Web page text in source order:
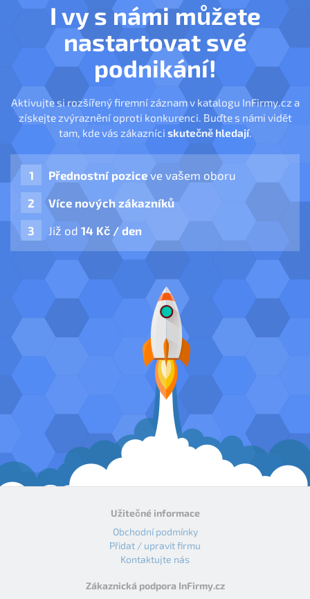
I vy s námi můžete
nastartovat své
podnikání!
Aktivujte si rozšířený firemní záznam v katalogu InFirmy.cz a
získejte zvýraznění oproti konkurenci. Buďte s námi vidět
tam, kde vás zákazníci skutečně hledají.
Přednostní pozice ve vašem oboru
Více nových zákazníků
Již od 14 Kč / den
Užitečné informace
Obchodní podmínky
Přidat / upravit firmu
Kontaktujte nás
Zákaznická podpora InFirmy.cz